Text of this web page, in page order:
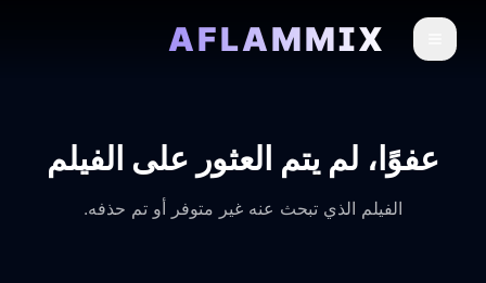
AFLAMMIX
عفوًا، لم يتم العثور على الفيلم
الفيلم الذي تبحث عنه غير متوفر أو تم حذفه.